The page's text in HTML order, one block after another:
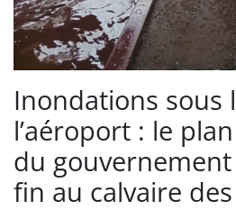
Inondations sous
l’aéroport : le
du
fin au calvaire